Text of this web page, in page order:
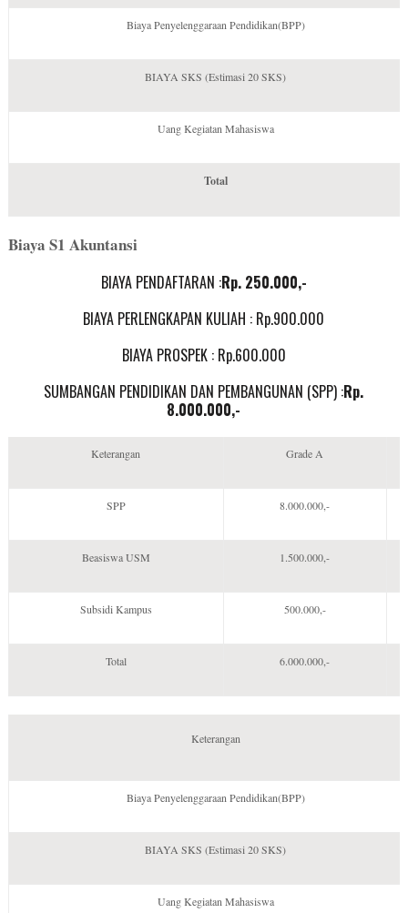
Biaya Penyelenggaraan Pendidikan(BPP)
BIAYA SKS (Estimasi 20 SKS)
Uang Kegiatan Mahasiswa
Total
Biaya S1 Akuntansi
BIAYA PENDAFTARAN :Rp. 250.000,-
BIAYA PERLENGKAPAN KULIAH : Rp.900.000
BIAYA PROSPEK : Rp.600.000
SUMBANGAN PENDIDIKAN DAN PEMBANGUNAN (SPP) :Rp.
8.000.000,-
Keterangan Grade A
SPP 8.000.000,-
Beasiswa USM 1.500.000,-
Subsidi Kampus 500.000,-
Total 6.000.000,-
Keterangan
Biaya Penyelenggaraan Pendidikan(BPP)
BIAYA SKS (Estimasi 20 SKS)
Uang Kegiatan Mahasiswa